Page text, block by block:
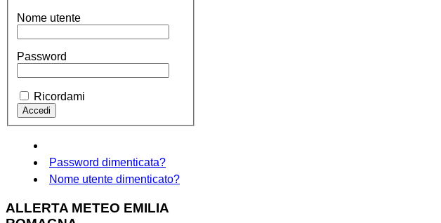
Nome utente
Password
Ricordami
Password dimenticata?
Nome utente dimenticato?
ALLERTA METEO EMILIA